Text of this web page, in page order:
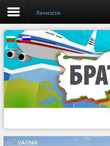
Личности